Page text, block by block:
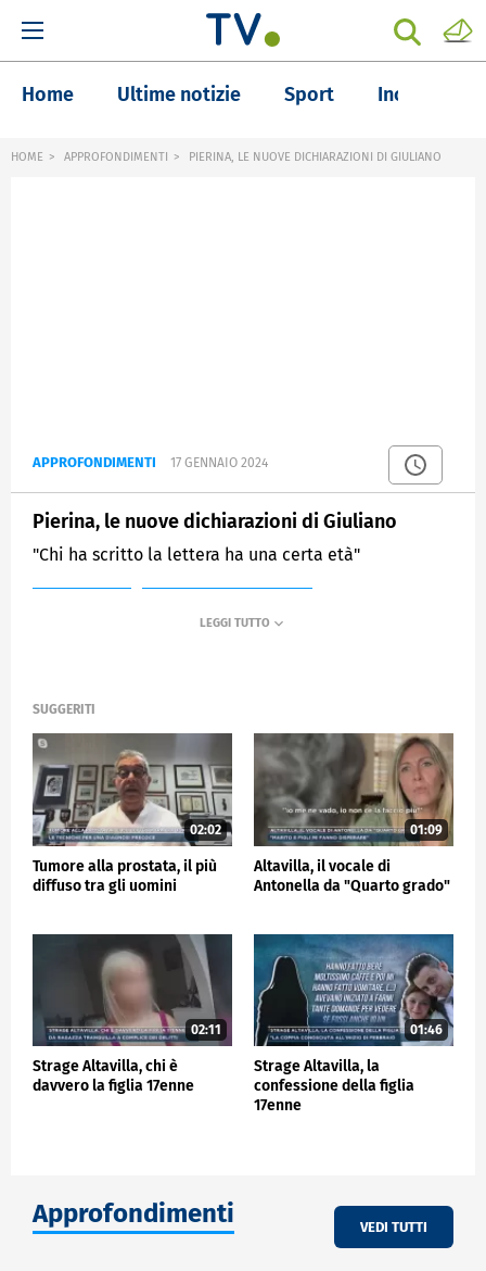
Home Ultime notizie Sport Inchieste
HOME APPROFONDIMENTI PIERINA, LE NUOVE DICHIARAZIONI DI GIULIANO
APPROFONDIMENTI 17 GENNAIO 2024
Pierina, le nuove dichiarazioni di Giuliano
"Chi ha scritto la lettera ha una certa età"
SUGGERITI
02:02
Tumore alla prostata, il più
diffuso tra gli uomini
01:09
Altavilla, il vocale di
Antonella da "Quarto grado"
02:11
Strage Altavilla, chi è
davvero la figlia 17enne
01:46
Strage Altavilla, la
confessione della figlia
17enne
Approfondimenti VEDI TUTTI